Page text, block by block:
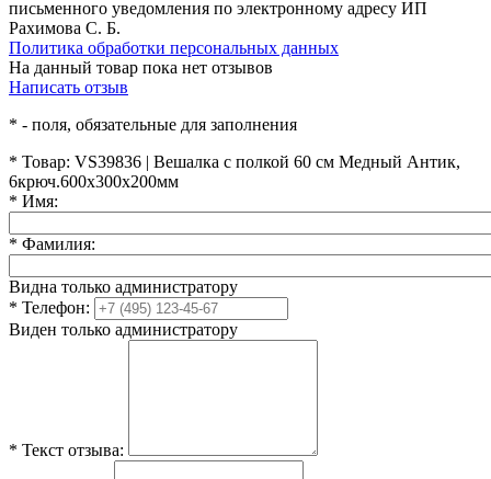
письменного уведомления по электронному адресу ИП
Рахимова С. Б.
Политика обработки персональных данных
На данный товар пока нет отзывов
Написать отзыв
* - поля, обязательные для заполнения
* Товар: VS39836 | Вешалка с полкой 60 см Медный Антик,
6крюч.600х300х200мм
* Имя:
* Фамилия:
Видна только администратору
* Телефон:
Виден только администратору
* Текст отзыва: